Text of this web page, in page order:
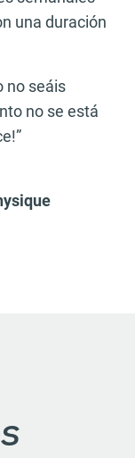
una duración
no seáis
no se está